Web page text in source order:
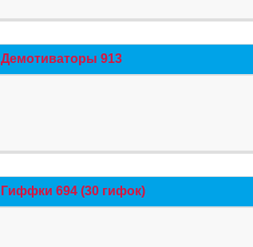
Демотиваторы 913
Гиффки 694 (30 гифок)